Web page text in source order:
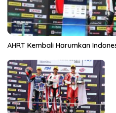
AHRT Kembali Harumkan